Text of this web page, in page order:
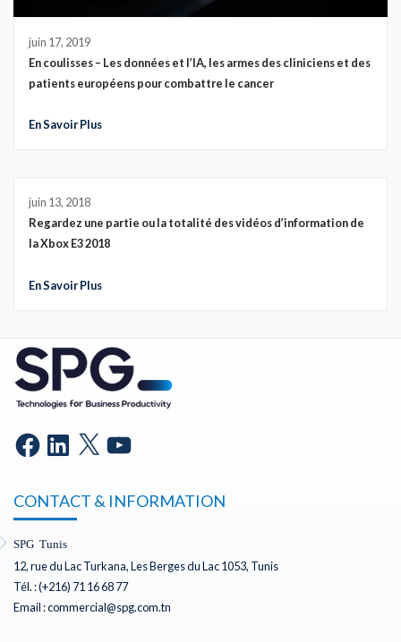
juin 17, 2019
En coulisses – Les données et l’IA, les armes des cliniciens et des
patients européens pour combattre le cancer
En Savoir Plus
juin 13, 2018
Regardez une partie ou la totalité des vidéos d’information de
la Xbox E3 2018
En Savoir Plus
CONTACT & INFORMATION
SPG Tunis
12, rue du Lac Turkana, Les Berges du Lac 1053, Tunis
Tél. : (+216) 71 16 68 77
Email : commercial@spg.com.tn